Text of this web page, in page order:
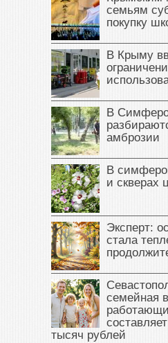
семьям
покупку
В Крыму
В
амброзии
В
и скверах
Эксперт:
стала
семейная
тысяч рублей